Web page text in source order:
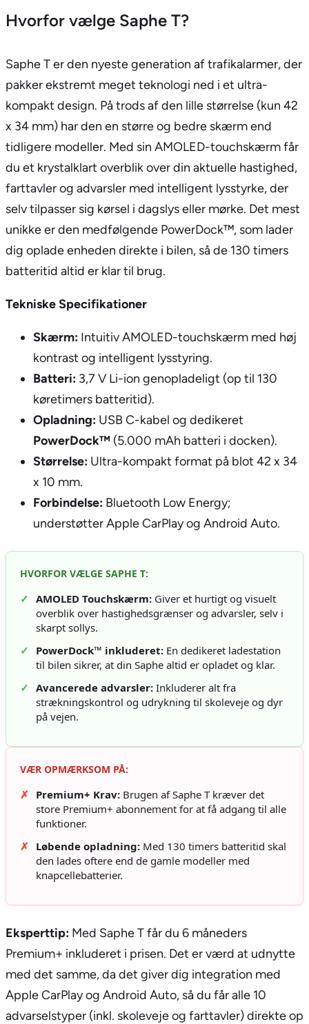
Hvorfor vælge Saphe T?
Saphe T er den nyeste generation af trafikalarmer, der
pakker ekstremt meget teknologi ned i et ultra-
kompakt design. På trods af den lille størrelse (kun 42
x 34 mm) har den en større og bedre skærm end
tidligere modeller. Med sin AMOLED-touchskærm får
du et krystalklart overblik over din aktuelle hastighed,
farttavler og advarsler med intelligent lysstyrke, der
selv tilpasser sig kørsel i dagslys eller mørke. Det mest
unikke er den medfølgende PowerDock™, som lader
dig oplade enheden direkte i bilen, så de 130 timers
batteritid altid er klar til brug.
Tekniske Specifikationer
Skærm: Intuitiv AMOLED-touchskærm med høj
kontrast og intelligent lysstyring.
Batteri: 3,7 V Li-ion genopladeligt (op til 130
køretimers batteritid).
Opladning: USB C-kabel og dedikeret
PowerDock™ (5.000 mAh batteri i docken).
Størrelse: Ultra-kompakt format på blot 42 x 34
x 10 mm.
Forbindelse: Bluetooth Low Energy;
understøtter Apple CarPlay og Android Auto.
HVORFOR VÆLGE SAPHE T:
✓ AMOLED Touchskærm: Giver et hurtigt og visuelt
overblik over hastighedsgrænser og advarsler, selv i
skarpt sollys.
✓
PowerDock™ inkluderet: En dedikeret ladestation
til bilen sikrer, at din Saphe altid er opladet og klar.
✓ Avancerede advarsler: Inkluderer alt fra
strækningskontrol og udrykning til skoleveje og dyr
på vejen.
VÆR OPMÆRKSOM PÅ:
✗ Premium+ Krav: Brugen af Saphe T kræver det
store Premium+ abonnement for at få adgang til alle
funktioner.
✗
Løbende opladning: Med 130 timers batteritid skal
den lades oftere end de gamle modeller med
knapcellebatterier.
Eksperttip: Med Saphe T får du 6 måneders
Premium+ inkluderet i prisen. Det er værd at udnytte
med det samme, da det giver dig integration med
Apple CarPlay og Android Auto, så du får alle 10
advarselstyper (inkl. skoleveje og farttavler) direkte op